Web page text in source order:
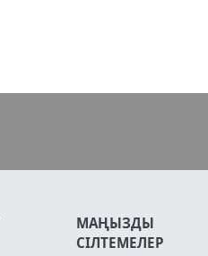
МАҢЫЗДЫ
СІЛТЕМЕЛЕР